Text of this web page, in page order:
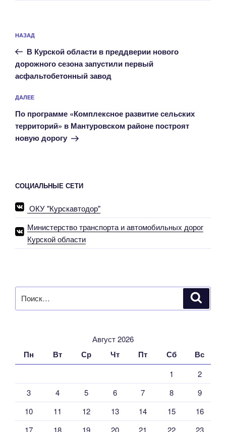
по
записям
Предыдущая
запись:
НАЗАД
В Курской области в преддверии нового
дорожного сезона запустили первый
асфальтобетонный завод
Следующая
запись
ДАЛЕЕ
По программе «Комплексное развитие сельских
территорий» в Мантуровском районе построят
новую дорогу
СОЦИАЛЬНЫЕ СЕТИ
ОКУ "Курскавтодор"
Министерство транспорта и автомобильных дорог
Курской области
Август 2026
Пн Вт Ср Чт Пт Сб Вс
1
2
3
4 5 6 7 8
9
10
11 12 13 14 15
16
17
18 19 20 21 22
23